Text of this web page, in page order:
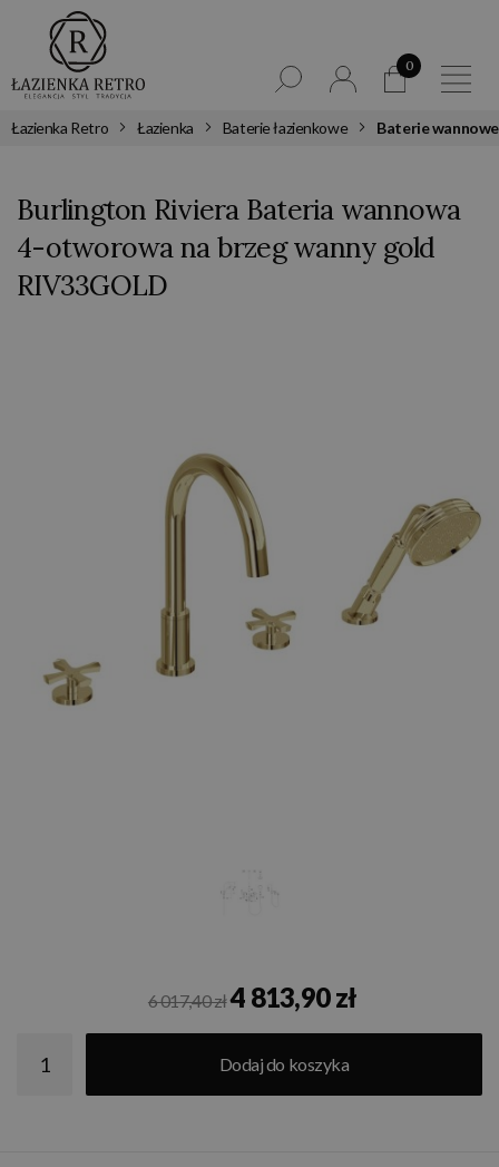
0
Łazienka Retro Łazienka Baterie łazienkowe Baterie wannowe
Burlington Riviera Bateria wannowa
4-otworowa na brzeg wanny gold
RIV33GOLD
6 017,40 zł4 813,90 zł
Dodaj do koszyka